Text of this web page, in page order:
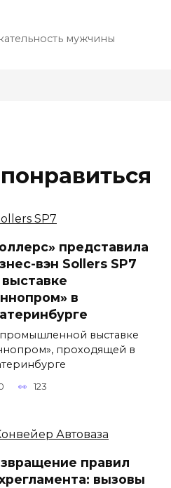
мужчины
представила
вэн Sollers SP7
выставке
в
выставке
проходящей в
123
правил
вызовы